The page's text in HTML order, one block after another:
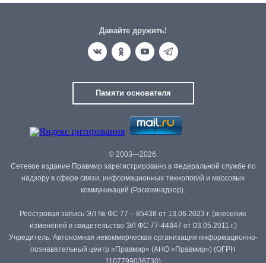
Давайте дружить!
Памяти основателя
© 2003—2026.
Сетевое издание Правмир зарегистрировано в Федеральной службе по
надзору в сфере связи, информационных технологий и массовых
коммуникаций (Роскомнадзор).
Реестровая запись ЭЛ № ФС 77 – 85438 от 13.06.2023 г. (внесение
изменений в свидетельство ЭЛ ФС 77-44847 от 03.05.2011 г.)
Учредитель: Автономная некоммерческая организация информационно-
познавательный центр «Правмир» (АНО «Правмир») (ОГРН
1107799036730)